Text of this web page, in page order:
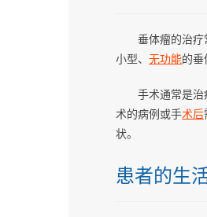
垂体瘤的治
小型、 无功能的垂
手术通常是
术的病例或手术后
状。
患者的生